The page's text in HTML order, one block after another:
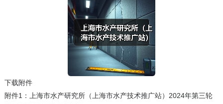
下载附件
附件1：上海市水产研究所（上海市水产技术推广站）2024年第三轮